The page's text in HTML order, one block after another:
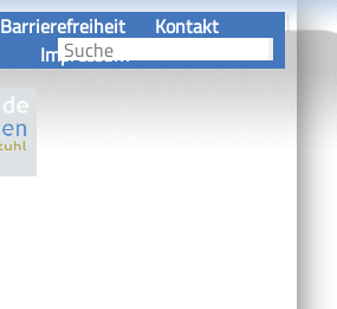
Barrierefreiheit
Kontakt
Impressum